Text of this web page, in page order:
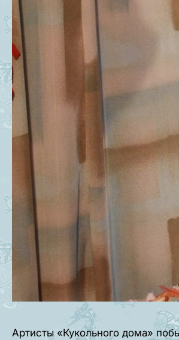
Артисты «Кукольного дома»